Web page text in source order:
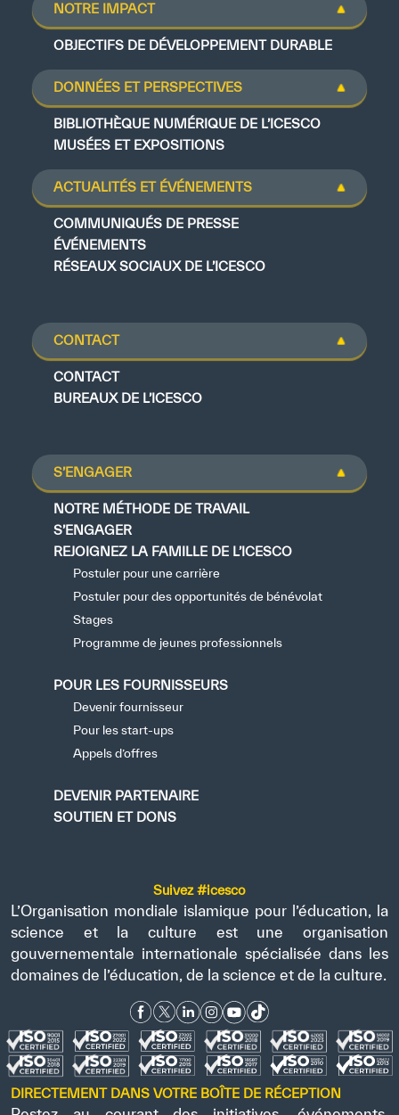
NOTRE IMPACT
OBJECTIFS DE DÉVELOPPEMENT DURABLE
DONNÉES ET PERSPECTIVES
BIBLIOTHÈQUE NUMÉRIQUE DE L’ICESCO
MUSÉES ET EXPOSITIONS
ACTUALITÉS ET ÉVÉNEMENTS
COMMUNIQUÉS DE PRESSE
ÉVÉNEMENTS
RÉSEAUX SOCIAUX DE L’ICESCO
CONTACT
CONTACT
BUREAUX DE L’ICESCO
S’ENGAGER
NOTRE MÉTHODE DE TRAVAIL
S’ENGAGER
REJOIGNEZ LA FAMILLE DE L’ICESCO
Postuler pour une carrière
Postuler pour des opportunités de bénévolat
Stages
Programme de jeunes professionnels
POUR LES FOURNISSEURS
Devenir fournisseur
Pour les start-ups
Appels d’offres
DEVENIR PARTENAIRE
SOUTIEN ET DONS
Suivez #icesco
L’Organisation mondiale islamique pour l’éducation, la
science et la culture est une organisation
gouvernementale internationale spécialisée dans les
domaines de l’éducation, de la science et de la culture.
DIRECTEMENT DANS VOTRE BOÎTE DE RÉCEPTION